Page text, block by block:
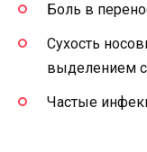
Боль в
Сухость
выделением
Частые